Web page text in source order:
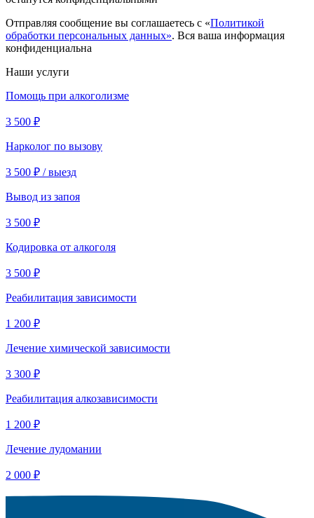
Отправляя сообщение вы соглашаетесь с «Политикой
обработки персональных данных». Вся ваша информация
конфиденциальна
Наши услуги
Помощь при алкоголизме
3 500 ₽
Нарколог по вызову
3 500 ₽ / выезд
Вывод из запоя
3 500 ₽
Кодировка от алкоголя
3 500 ₽
Реабилитация зависимости
1 200 ₽
Лечение химической зависимости
3 300 ₽
Реабилитация алкозависимости
1 200 ₽
Лечение лудомании
2 000 ₽